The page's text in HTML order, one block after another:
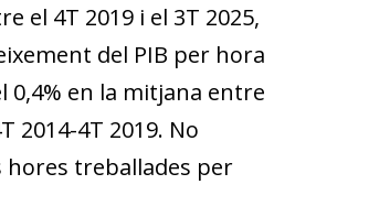
el 4T 2019 i el 3T 2025,
del PIB per hora
0,4% en la mitjana entre
2014-4T 2019. No
hores treballades per